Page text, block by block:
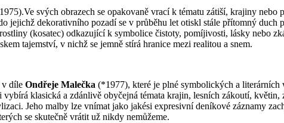
svých obrazech se opakovaně vrací k tématu zátiší, krajiny
jejichž dekorativního pozadí se v průběhu let otiskl stále přítomný duch
(kosatec) odkazující k symbolice čistoty, pomíjivosti, lásky nebo
tajemství, v nichž se jemně stírá hranice mezi realitou a snem.
v díle Ondřeje Malečka (*1977), které je plné symbolických a
klasická a zdánlivě obyčejná témata krajin, lesních zákoutí,
Jeho malby lze vnímat jako jakési expresivní deníkové záznamy
se skutečně vrátit už nikdy nemůžeme.